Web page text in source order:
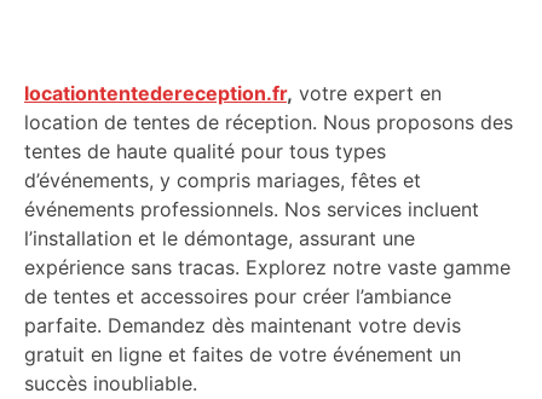
locationtentedereception.fr, votre expert en
location de tentes de réception. Nous proposons des
tentes de haute qualité pour tous types
d’événements, y compris mariages, fêtes et
événements professionnels. Nos services incluent
l’installation et le démontage, assurant une
expérience sans tracas. Explorez notre vaste gamme
de tentes et accessoires pour créer l’ambiance
parfaite. Demandez dès maintenant votre devis
gratuit en ligne et faites de votre événement un
succès inoubliable.